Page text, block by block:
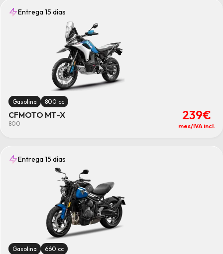
Entrega 15 días
Gasolina 800 cc
CFMOTO MT-X
800
239€
mes/IVA incl.
Entrega 15 días
Gasolina 660 cc